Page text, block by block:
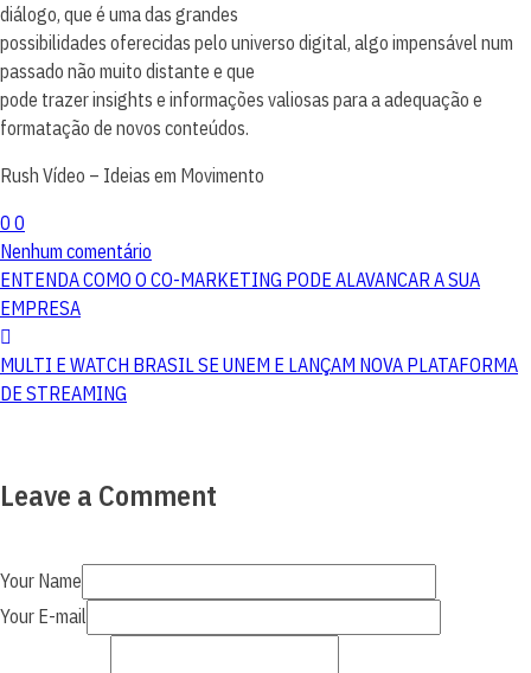
diálogo, que é uma das grandes
possibilidades oferecidas pelo universo digital, algo impensável num
passado não muito distante e que
pode trazer insights e informações valiosas para a adequação e
formatação de novos conteúdos.
Rush Vídeo – Ideias em Movimento
0 0
Nenhum comentário
ENTENDA COMO O CO-MARKETING PODE ALAVANCAR A SUA
EMPRESA
MULTI E WATCH BRASIL SE UNEM E LANÇAM NOVA PLATAFORMA
DE STREAMING
Leave a Comment
Your Name
Your E-mail